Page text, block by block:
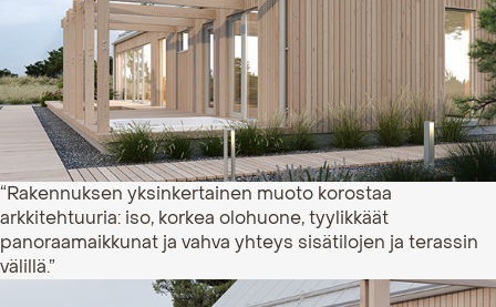
“Rakennuksen yksinkertainen muoto korostaa
arkkitehtuuria: iso, korkea olohuone, tyylikkäät
panoraamaikkunat ja vahva yhteys sisätilojen ja terassin
välillä.”